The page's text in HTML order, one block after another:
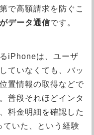
で高額請求を防ぐこ
データ通信です。
iPhoneは、ユーザ
ていなくても、バッ
置情報の取得などで
。普段それほどインタ
料金明細を確認した
ていた、という経験